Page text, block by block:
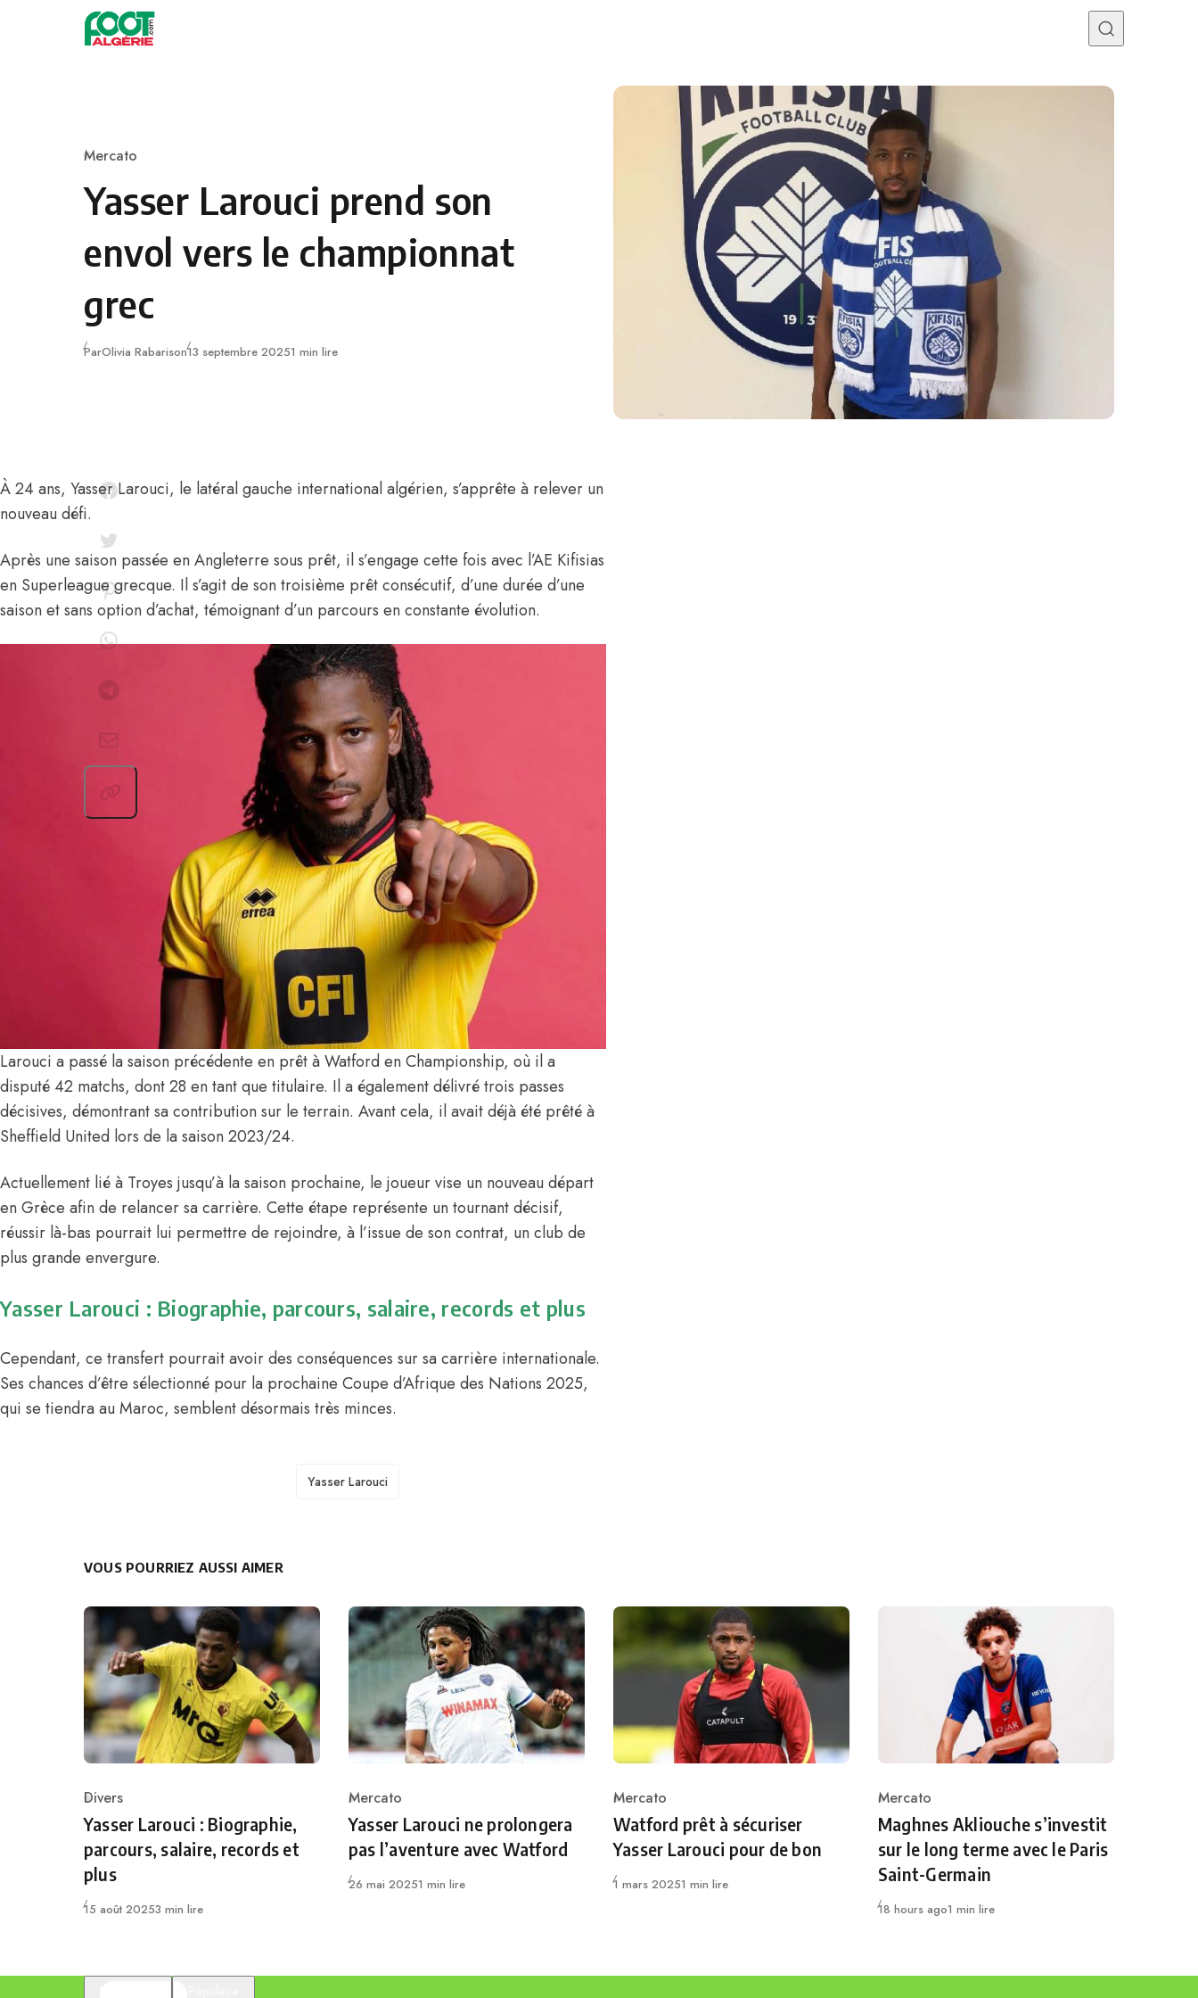
Skip to content
Category
Mercato
Yasser Larouci prend son
envol vers le championnat
grec
ParOlivia RabarisonPublié
13 septembre 20251 min lire
À 24 ans, Yasser Larouci, le latéral gauche international algérien, s’apprête à relever un
nouveau défi.
Après une saison passée en Angleterre sous prêt, ils’engage cette fois avec l’AE Kifisias
en Superleague grecque. Il s’agit de son troisième prêt consécutif, d’une durée d’une
saison et sans option d’achat, témoignant d’un parcours en constante évolution.
Larouci a passé la saison précédente en prêt à Watford en Championship, où il a
disputé 42 matchs, dont 28 en tant que titulaire. Il a également délivré trois passes
décisives, démontrant sa contribution sur le terrain. Avant cela, il avait déjà été prêté à
Sheffield United lors de la saison 2023/24.
Actuellement lié à Troyes jusqu’à la saison prochaine, le joueur vise un nouveau départ
en Grèce afin de relancer sa carrière. Cette étape représente un tournant décisif,
réussir là-bas pourrait lui permettre de rejoindre, à l’issue de son contrat, un club de
plus grande envergure.
Yasser Larouci : Biographie, parcours, salaire, records et plus
Cependant, ce transfert pourrait avoir des conséquences sur sa carrière internationale.
Ses chances d’être sélectionné pour la prochaine Coupe d’Afrique des Nations 2025,
qui se tiendra au Maroc, semblent désormais très minces.
TAGS
Yasser Larouci
VOUS POURRIEZ AUSSI AIMER
Category
Divers
Yasser Larouci : Biographie,
parcours, salaire, records et
plus
Publié
15 août 20253 min lire
Category
Mercato
Yasser Larouci ne prolongera
pas l’aventure avec Watford
Publié
26 mai 20251 min lire
Category
Mercato
Watford prêt à sécuriser
Yasser Larouci pour de bon
Publié
1 mars 20251 min lire
Category
Mercato
Maghnes Akliouche s’investit
sur le long terme avec le Paris
Saint-Germain
Publié
18 hours ago1 min lire